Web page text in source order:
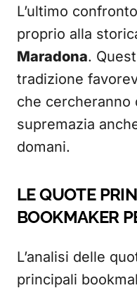
L’ultimo
proprio alla
Maradona.
tradizione
che cercheranno
supremazia
domani.
LE QUOTE
BOOKMAKER
L’analisi delle
principali